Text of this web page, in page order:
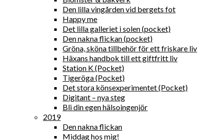
Den lilla vingården vid bergets fot
Happy me
Det lilla galleriet i solen (pocket)
Den nakna flickan (pocket)
Gröna, sköna tillbehör för ett friskare liv
Häxans handbok till ett giftfritt liv
Station K (Pocket)
Tigeröga (Pocket)
Det stora könsexperimentet (Pocket)
Digitant – nya steg
Bli din egen hälsoingenjör
2019
Den nakna flickan
Middag hos mig!